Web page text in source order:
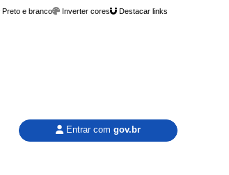
Preto e branco Inverter cores Destacar links
Entrar com gov.br